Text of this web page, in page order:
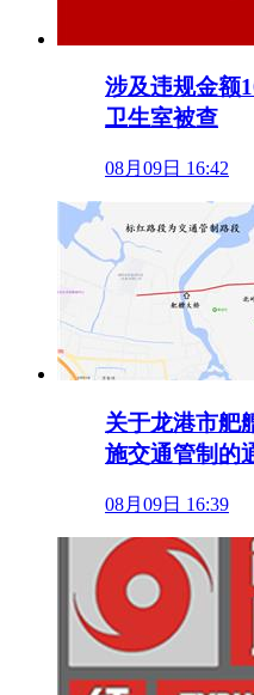
涉及违规金额
卫生室被查
08月09日 16:42
关于龙港市舥
施交通管制的
08月09日 16:39